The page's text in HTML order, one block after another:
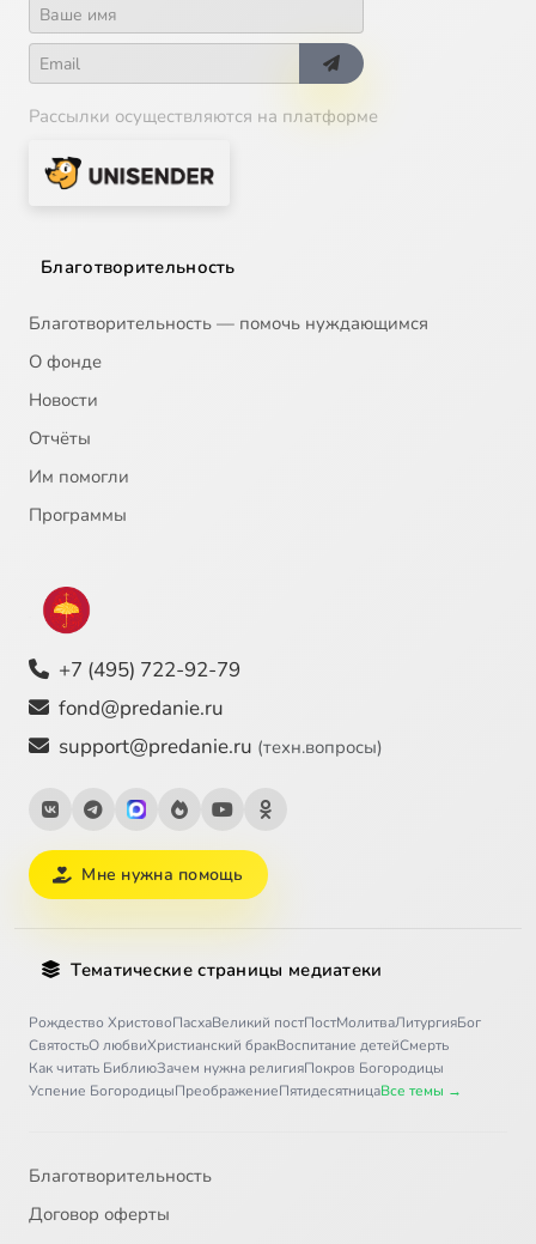
Рассылки осуществляются на платформе
Благотворительность
Благотворительность — помочь нуждающимся
О фонде
Новости
Отчёты
Им помогли
Программы
+7 (495) 722-92-79
fond@predanie.ru
support@predanie.ru (техн.вопросы)
Мне нужна помощь
Тематические страницы медиатеки
Рождество ХристовоПасхаВеликий постПостМолитваЛитургияБог
СвятостьО любвиХристианский бракВоспитание детейСмерть
Как читать БиблиюЗачем нужна религияПокров Богородицы
Успение БогородицыПреображениеПятидесятницаВсе темы →
Благотворительность
Договор оферты